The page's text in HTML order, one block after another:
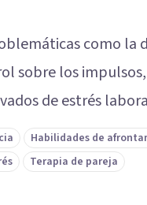
como la
sobre los
de estrés
Habilidades de
Terapia de pareja